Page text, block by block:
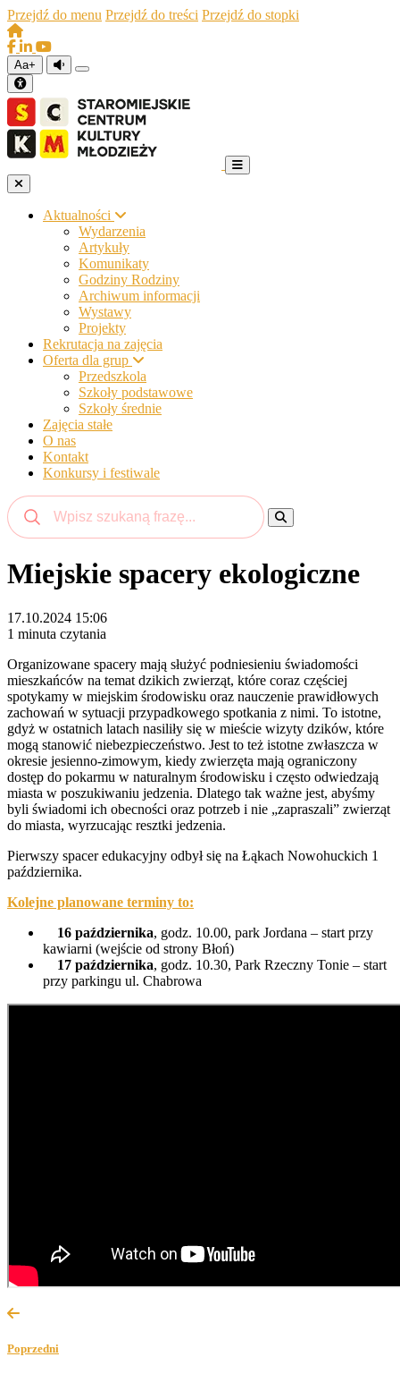
Przejdź do menu Przejdź do treści Przejdź do stopki
Aa+
Aktualności
Wydarzenia
Artykuły
Komunikaty
Godziny Rodziny
Archiwum informacji
Wystawy
Projekty
Rekrutacja na zajęcia
Oferta dla grup
Przedszkola
Szkoły podstawowe
Szkoły średnie
Zajęcia stałe
O nas
Kontakt
Konkursy i festiwale
Miejskie spacery ekologiczne
17.10.2024 15:06
1 minuta czytania
Organizowane spacery mają służyć podniesieniu świadomości
mieszkańców na temat dzikich zwierząt, które coraz częściej
spotykamy w miejskim środowisku oraz nauczenie prawidłowych
zachowań w sytuacji przypadkowego spotkania z nimi. To istotne,
gdyż w ostatnich latach nasiliły się w mieście wizyty dzików, które
mogą stanowić niebezpieczeństwo. Jest to też istotne zwłaszcza w
okresie jesienno-zimowym, kiedy zwierzęta mają ograniczony
dostęp do pokarmu w naturalnym środowisku i często odwiedzają
miasta w poszukiwaniu jedzenia. Dlatego tak ważne jest, abyśmy
byli świadomi ich obecności oraz potrzeb i nie „zapraszali” zwierząt
do miasta, wyrzucając resztki jedzenia.
Pierwszy spacer edukacyjny odbył się na Łąkach Nowohuckich 1
października.
Kolejne planowane terminy to:
16 października, godz. 10.00, park Jordana – start przy
kawiarni (wejście od strony Błoń)
17 października, godz. 10.30, Park Rzeczny Tonie – start
przy parkingu ul. Chabrowa
Poprzedni